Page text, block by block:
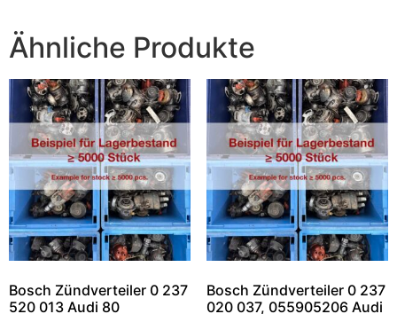
Ähnliche Produkte
Bosch Zündverteiler 0 237
520 013 Audi 80
Bosch Zündverteiler 0 237
020 037, 055905206 Audi